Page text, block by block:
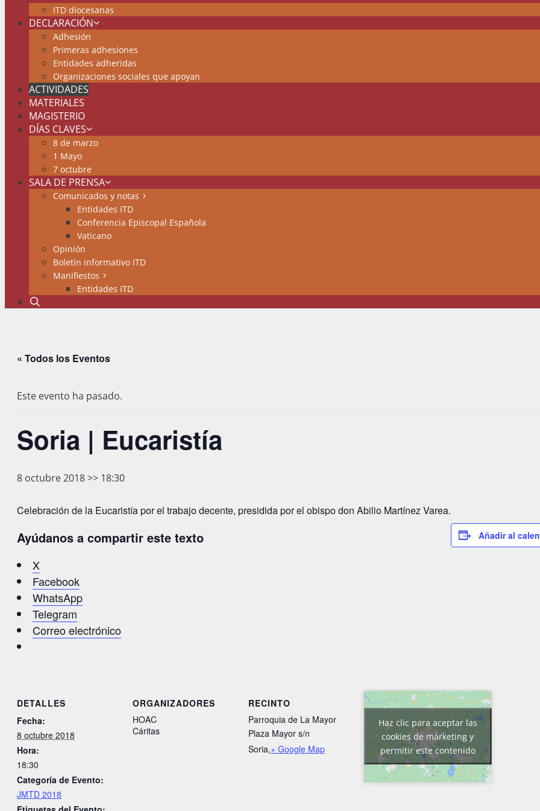
ITD diocesanas
DECLARACIÓN
Adhesión
Primeras adhesiones
Entidades adheridas
Organizaciones sociales que apoyan
ACTIVIDADES
MATERIALES
MAGISTERIO
DÍAS CLAVES
8 de marzo
1 Mayo
7 octubre
SALA DE PRENSA
Comunicados y notas
Entidades ITD
Conferencia Episcopal Española
Vaticano
Opinión
Boletín informativo ITD
Manifiestos
Entidades ITD
« Todos los Eventos
Este evento ha pasado.
Soria | Eucaristía
8 octubre 2018 >> 18:30
Celebración de la Eucaristía por el trabajo decente, presidida por el obispo don Abilio Martínez Varea.
Ayúdanos a compartir este texto
X
Facebook
WhatsApp
Telegram
Correo electrónico
Añadir al
DETALLES
Fecha:
8 octubre 2018
Hora:
18:30
Categoría de Evento:
JMTD 2018
ORGANIZADORES
HOAC
Cáritas
RECINTO
Parroquia de La Mayor
Plaza Mayor s/n
Soria,+ Google Map
Haz clic para aceptar las
cookies de márketing y
permitir este contenido